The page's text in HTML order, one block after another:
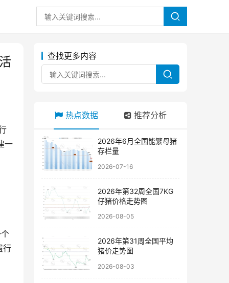
一
行
查找更多内容
热点数据 推荐分析
2026年6月全国能繁母猪
存栏量
2026-07-16
2026年第32周全国7KG
仔猪价格走势图
2026-08-05
2026年第31周全国平均
猪价走势图
2026-08-03